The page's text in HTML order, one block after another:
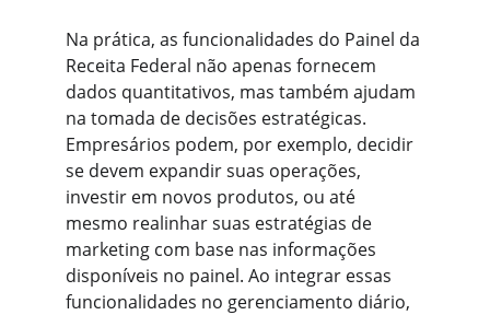
Na prática, as funcionalidades do Painel da
Receita Federal não apenas fornecem
dados quantitativos, mas também ajudam
na tomada de decisões estratégicas.
Empresários podem, por exemplo, decidir
se devem expandir suas operações,
investir em novos produtos, ou até
mesmo realinhar suas estratégias de
marketing com base nas informações
disponíveis no painel. Ao integrar essas
funcionalidades no gerenciamento diário,